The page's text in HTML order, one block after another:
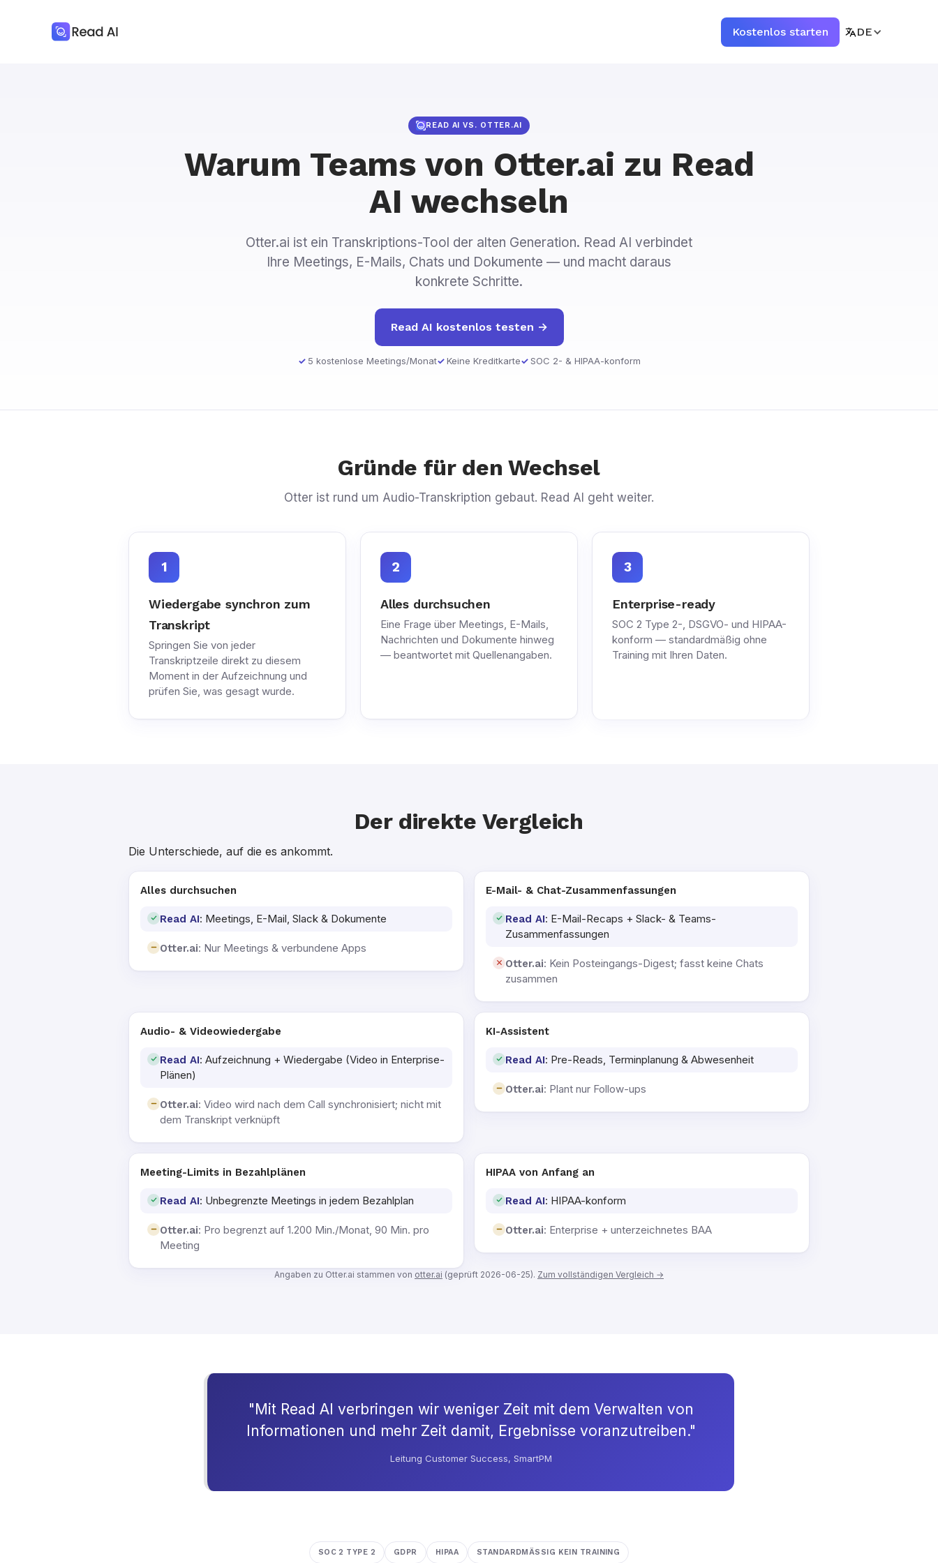
Kostenlos starten DE
READ AI VS. OTTER.AI
Warum Teams von Otter.ai zu Read
AI wechseln
Otter.ai ist ein Transkriptions-Tool der alten Generation. Read AI verbindet
Ihre Meetings, E-Mails, Chats und Dokumente — und macht daraus
konkrete Schritte.
Read AI kostenlos testen →
5 kostenlose Meetings/Monat Keine Kreditkarte SOC 2- & HIPAA-konform
Gründe für den Wechsel
Otter ist rund um Audio-Transkription gebaut. Read AI geht weiter.
1
Wiedergabe synchron zum
Transkript
Springen Sie von jeder
Transkriptzeile direkt zu diesem
Moment in der Aufzeichnung und
prüfen Sie, was gesagt wurde.
2
Alles durchsuchen
Eine Frage über Meetings, E-Mails,
Nachrichten und Dokumente hinweg
— beantwortet mit Quellenangaben.
3
Enterprise-ready
SOC 2 Type 2-, DSGVO- und HIPAA-
konform — standardmäßig ohne
Training mit Ihren Daten.
Der direkte Vergleich
Die Unterschiede, auf die es ankommt.
Alles durchsuchen
Read AI: Meetings, E-Mail, Slack & Dokumente
Otter.ai: Nur Meetings & verbundene Apps
E-Mail- & Chat-Zusammenfassungen
Read AI: E-Mail-Recaps + Slack- & Teams-
Zusammenfassungen
Otter.ai: Kein Posteingangs-Digest; fasst keine Chats
zusammen
Audio- & Videowiedergabe
Read AI: Aufzeichnung + Wiedergabe (Video in Enterprise-
Plänen)
Otter.ai: Video wird nach dem Call synchronisiert; nicht mit
dem Transkript verknüpft
KI-Assistent
Read AI: Pre-Reads, Terminplanung & Abwesenheit
Otter.ai: Plant nur Follow-ups
Meeting-Limits in Bezahlplänen
Read AI: Unbegrenzte Meetings in jedem Bezahlplan
Otter.ai: Pro begrenzt auf 1.200 Min./Monat, 90 Min. pro
Meeting
HIPAA von Anfang an
Read AI: HIPAA-konform
Otter.ai: Enterprise + unterzeichnetes BAA
Angaben zu Otter.ai stammen von otter.ai (geprüft 2026-06-25). Zum vollständigen Vergleich →
"Mit Read AI verbringen wir weniger Zeit mit dem Verwalten von
Informationen und mehr Zeit damit, Ergebnisse voranzutreiben."
Leitung Customer Success, SmartPM
SOC 2 TYPE 2 GDPR HIPAA STANDARDMÄSSIG KEIN TRAINING